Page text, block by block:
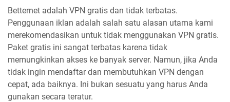
Betternet adalah VPN gratis dan tidak terbatas.
Penggunaan iklan adalah salah satu alasan utama kami
merekomendasikan untuk tidak menggunakan VPN gratis.
Paket gratis ini sangat terbatas karena tidak
memungkinkan akses ke banyak server. Namun, jika Anda
tidak ingin mendaftar dan membutuhkan VPN dengan
cepat, ada baiknya. Ini bukan sesuatu yang harus Anda
gunakan secara teratur.